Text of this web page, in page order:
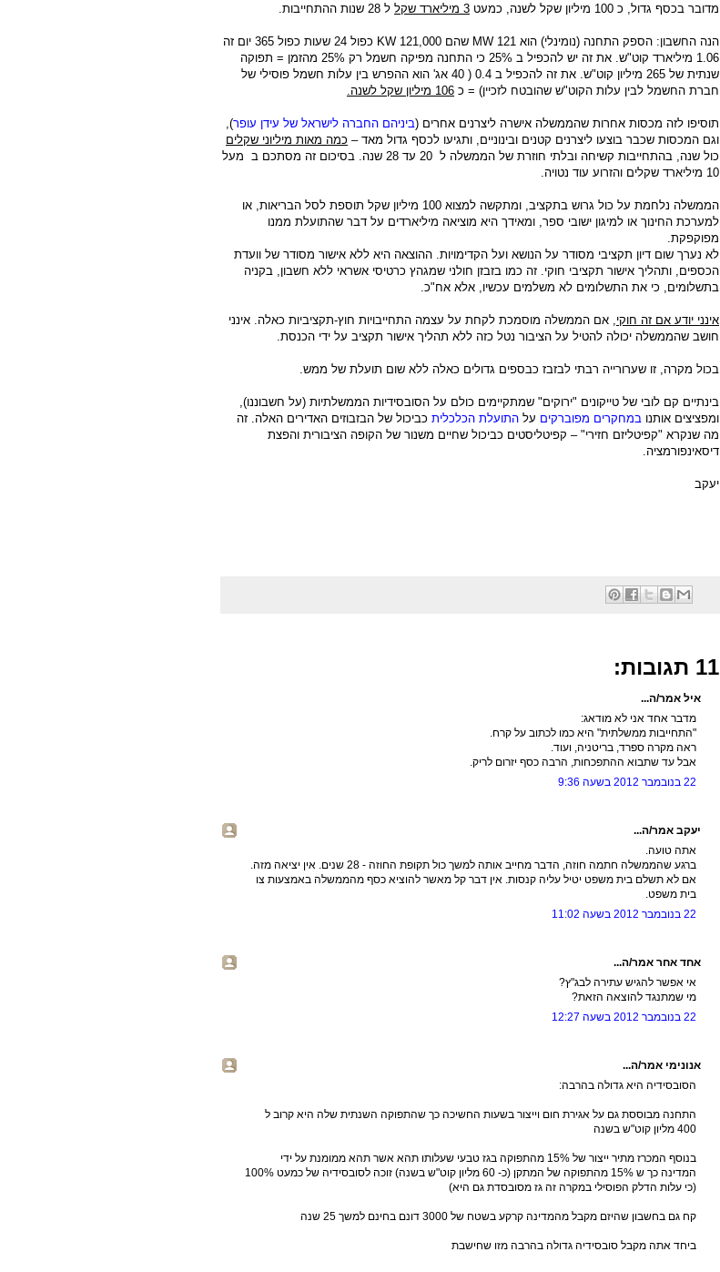
מדובר בכסף גדול, כ 100 מיליון שקל לשנה, כמעט
3 מיליארד שקל ל 28 שנות ההתחייבות.
הנה החשבון: הספק התחנה (נומינלי) הוא 121 MW שהם 121,000 KW
כפול 24 שעות כפול 365 יום זה
1.06 מיליארד קוט"ש. את זה יש להכפיל ב 25% כי התחנה מפיקה חשמל רק 25% מהזמן = תפוקה
שנתית של 265 מיליון קוט"ש. את זה להכפיל ב 0.4 ( 40 אג' הוא ההפרש בין עלות חשמל פוסילי של
חברת החשמל לבין עלות הקוט"ש שהובטח לזכיין) = כ 106 מיליון שקל לשנה.
תוסיפו לזה מכסות אחרות שהממשלה אישרה ליצרנים אחרים (ביניהם החברה לישראל של עידן עופר),
וגם המכסות שכבר בוצעו ליצרנים קטנים ובינוניים, ותגיעו לכסף גדול מאד – כמה מאות מיליוני שקלים
כול שנה, בהתחייבות קשיחה ובלתי חוזרת של הממשלה ל 20 עד 28 שנה. בסיכום זה מסתכם ב מעל
10 מיליארד שקלים והזרוע עוד נטויה.
הממשלה נלחמת על כול גרוש בתקציב, ומתקשה למצוא 100 מיליון שקל תוספת לסל הבריאות, או
למערכת החינוך או למיגון ישובי ספר, ומאידך היא מוציאה מיליארדים על דבר שהתועלת ממנו
מפוקפקת.
לא נערך שום דיון תקציבי מסודר על הנושא ועל הקדימויות. ההוצאה היא ללא אישור מסודר של וועדת
הכספים, ותהליך אישור תקציבי חוקי. זה כמו בזבזן חולני שמגהץ כרטיסי אשראי ללא חשבון, בקניה
בתשלומים, כי את התשלומים לא משלמים עכשיו, אלא אח"כ.
אינני יודע אם זה חוקי , אם הממשלה מוסמכת לקחת על עצמה התחייבויות חוץ-תקציביות כאלה. אינני
חושב שהממשלה יכולה להטיל על הציבור נטל כזה ללא תהליך אישור תקציב על ידי הכנסת.
בכול מקרה, זו שערורייה רבתי לבזבז כבספים גדולים כאלה ללא שום תועלת של ממש.
בינתיים קם לובי של טייקונים "ירוקים" שמתקיימים כולם על הסובסידיות הממשלתיות (על חשבוננו),
ומפציצים אותנו במחקרים מפוברקים על התועלת הכלכלית כביכול של הבזבוזים האדירים האלה. זה
מה שנקרא "קפיטליזם חזירי" – קפיטליסטים כביכול שחיים משנור של הקופה הציבורית והפצת
דיסאינפורמציה.
יעקב
11 תגובות:
איל אמר/ה...
מדבר אחד אני לא מודאג:
"התחייבות ממשלתית" היא כמו לכתוב על קרח.
ראה מקרה ספרד, בריטניה, ועוד.
אבל עד שתבוא ההתפכחות, הרבה כסף יזרום לריק.
22 בנובמבר 2012 בשעה 9:36
יעקב אמר/ה...
אתה טועה.
ברגע שהממשלה חתמה חוזה, הדבר מחייב אותה למשך כול תקופת החוזה - 28 שנים. אין יציאה מזה.
אם לא תשלם בית משפט יטיל עליה קנסות. אין דבר קל מאשר להוציא כסף מהממשלה באמצעות צו
בית משפט.
22 בנובמבר 2012 בשעה 11:02
אחד אחר אמר/ה...
אי אפשר להגיש עתירה לבג"ץ?
מי שמתנגד להוצאה הזאת?
22 בנובמבר 2012 בשעה 12:27
אנונימי אמר/ה...
הסובסידיה היא גדולה בהרבה:
התחנה מבוססת גם על אגירת חום וייצור בשעות החשיכה כך שהתפוקה השנתית שלה היא קרוב ל
400 מליון קוט"ש בשנה
בנוסף המכרז מתיר ייצור של 15% מהתפוקה בגז טבעי שעלותו תהא אשר תהא ממומנת על ידי
המדינה כך ש 15% מהתפוקה של המתקן (כ- 60 מליון קוט"ש בשנה) זוכה לסובסידיה של כמעט 100%
(כי עלות הדלק הפוסילי במקרה זה גז מסובסדת גם היא)
קח גם בחשבון שהיזם מקבל מהמדינה קרקע בשטח של 3000 דונם בחינם למשך 25 שנה
ביחד אתה מקבל סובסידיה גדולה בהרבה מזו שחישבת